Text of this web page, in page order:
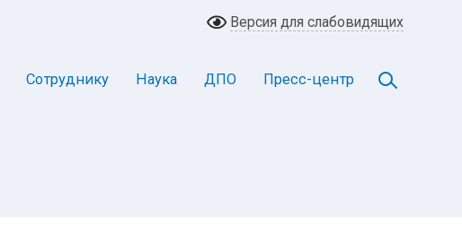
Версия для слабовидящих
Сотруднику Наука ДПО Пресс-центр